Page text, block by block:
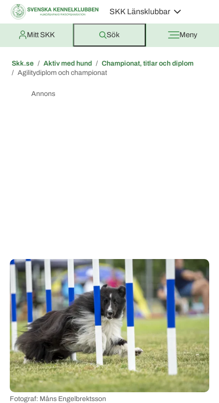
SKK Länsklubbar
Mitt SKK Sök Meny
Skk.se Aktiv med hund
Championat, titlar och diplom
Agilitydiplom och championat
Annons
Fotograf: Måns Engelbrektsson